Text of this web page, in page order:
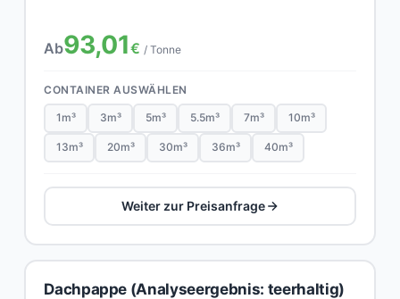
Ab93,01€ / Tonne
CONTAINER AUSWÄHLEN
1m³ 3m³ 5m³ 5.5m³ 7m³ 10m³
13m³ 20m³ 30m³ 36m³ 40m³
Weiter zur Preisanfrage
Dachpappe (Analyseergebnis: teerhaltig)